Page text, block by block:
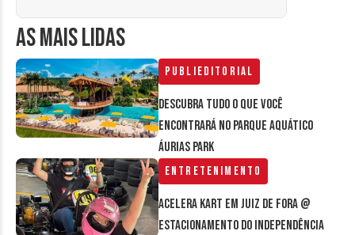
AS MAIS LIDAS
Publieditorial
Descubra tudo o que você
encontrará no parque aquático
Áurias Park
Entretenimento
Acelera Kart em Juiz de Fora @
estacionamento do Independência